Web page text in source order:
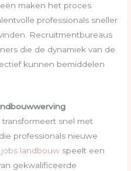
maken het proces
professionals sneller
Recruitmentbureaus
die de dynamiek van de
kunnen bemiddelen
snel met
professionals nieuwe
landbouw speelt een
gekwalificeerde